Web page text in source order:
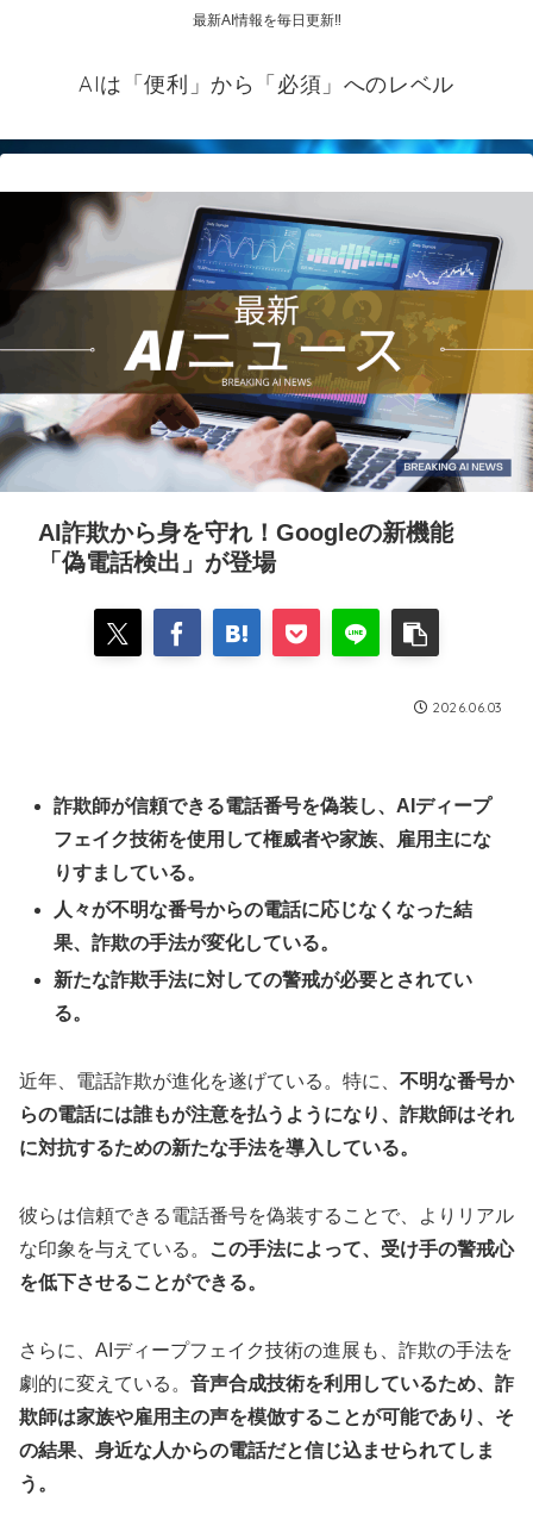
最新AI情報を毎日更新‼
AIは「便利」から「必須」へのレベル
AI詐欺から身を守れ！Googleの新機能
「偽電話検出」が登場
2026.06.03
詐欺師が信頼できる電話番号を偽装し、AIディープ
フェイク技術を使用して権威者や家族、雇用主にな
りすましている。
人々が不明な番号からの電話に応じなくなった結
果、詐欺の手法が変化している。
新たな詐欺手法に対しての警戒が必要とされてい
る。
近年、電話詐欺が進化を遂げている。特に、 不明な番号か
らの電話には誰もが注意を払うようになり、詐欺師はそれ
に対抗するための新たな手法を導入している。
彼らは信頼できる電話番号を偽装することで、よりリアル
な印象を与えている。
この手法によって、受け手の警戒心
を低下させることができる。
さらに、AIディープフェイク技術の進展も、詐欺の手法を
劇的に変えている。 音声合成技術を利用しているため、詐
欺師は家族や雇用主の声を模倣することが可能であり、そ
の結果、身近な人からの電話だと信じ込ませられてしま
う。